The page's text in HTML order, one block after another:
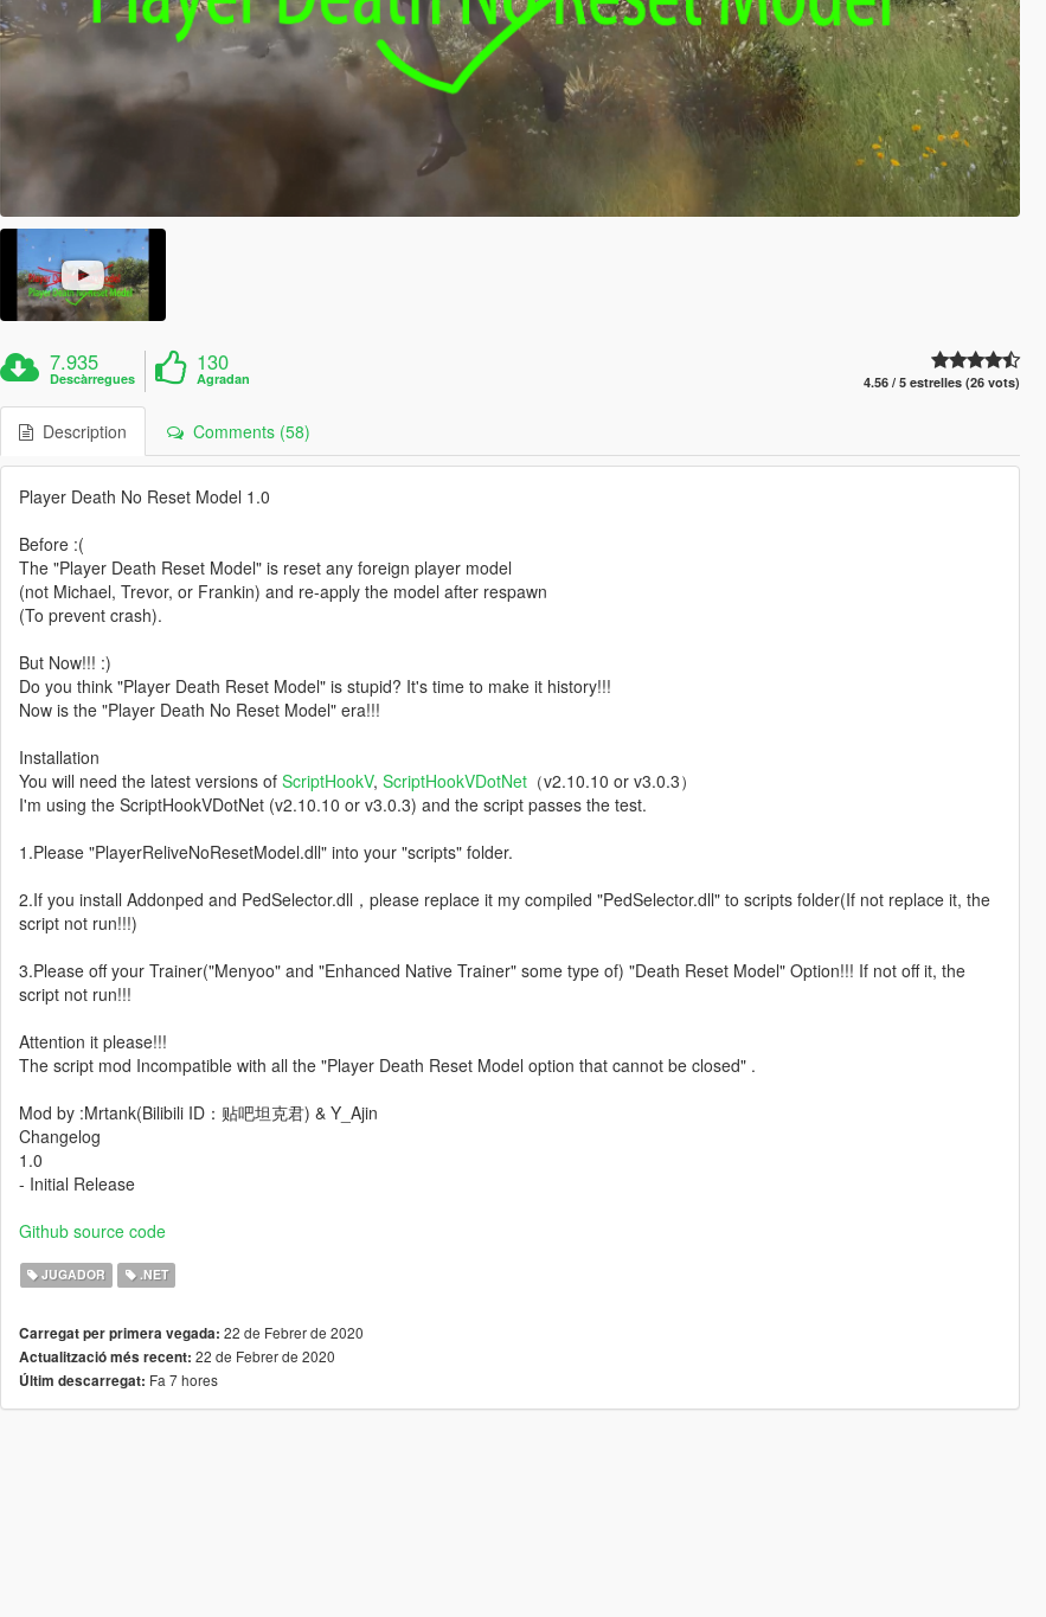
7.935
Descàrregues
130
Agradan 4.56 / 5 estrelles (26 vots)
Description Comments (58)
Player Death No Reset Model 1.0
Before :(
The "Player Death Reset Model" is reset any foreign player model
(not Michael, Trevor, or Frankin) and re-apply the model after respawn
(To prevent crash).
But Now!!! :)
Do you think "Player Death Reset Model" is stupid? It's time to make it history!!!
Now is the "Player Death No Reset Model" era!!!
Installation
You will need the latest versions of ScriptHookV, ScriptHookVDotNet（v2.10.10 or v3.0.3）
I'm using the ScriptHookVDotNet (v2.10.10 or v3.0.3) and the script passes the test.
1.Please "PlayerReliveNoResetModel.dll" into your "scripts" folder.
2.If you install Addonped and PedSelector.dll，please replace it my compiled "PedSelector.dll" to scripts folder(If not replace it, the
script not run!!!)
3.Please off your Trainer("Menyoo" and "Enhanced Native Trainer" some type of) "Death Reset Model" Option!!! If not off it, the
script not run!!!
Attention it please!!!
The script mod Incompatible with all the "Player Death Reset Model option that cannot be closed" .
Mod by :Mrtank(Bilibili ID：贴吧坦克君) & Y_Ajin
Changelog
1.0
- Initial Release
Github source code
JUGADOR .NET
Carregat per primera vegada: 22 de Febrer de 2020
Actualització més recent: 22 de Febrer de 2020
Últim descarregat: Fa 7 hores